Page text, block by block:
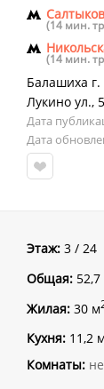
(14 мин.
(14 мин.
Балашиха г.
Лукино ул.,
Дата
Дата
Этаж: 3 / 24
Общая:
Жилая: 30 м
Кухня: 11,2 м
Комнаты: